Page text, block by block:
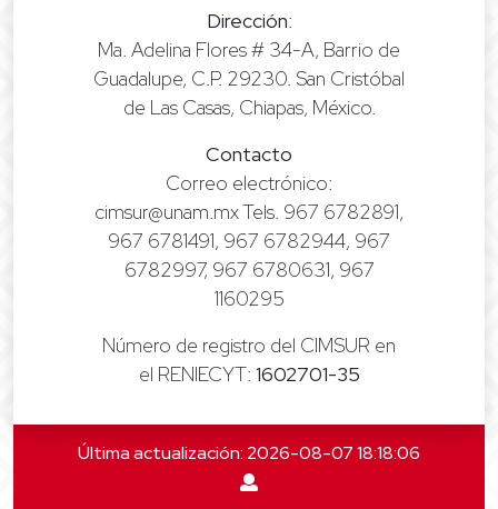
Dirección:
Ma. Adelina Flores # 34-A, Barrio de
Guadalupe, C.P. 29230. San Cristóbal
de Las Casas, Chiapas, México.
Contacto
Correo electrónico:
cimsur@unam.mx Tels. 967 6782891,
967 6781491, 967 6782944, 967
6782997, 967 6780631, 967
1160295
Número de registro del CIMSUR en
el RENIECYT: 1602701-35
Última actualización: 2026-08-07 18:18:06